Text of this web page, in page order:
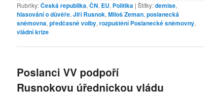
Rubriky:Česká republika,ČN, EU, Politika |Štítky:demise,
hlasování o důvěře,Jiří Rusnok,Miloš Zeman,poslanecká
sněmovna,předčasné volby,rozpuštění Poslanecké sněmovny,
vládní krize
Poslanci VV podpoří
Rusnokovu úřednickou vládu